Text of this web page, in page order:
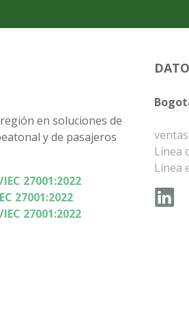
en soluciones de
y de pasajeros
27001:2022
27001:2022
27001:2022
Línea
Línea